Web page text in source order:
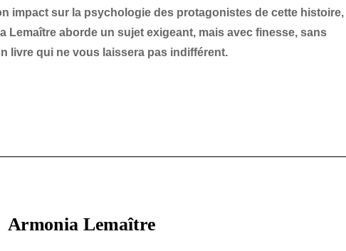
impact sur la psychologie des protagonistes de cette histoire,
Lemaître aborde un sujet exigeant, mais avec finesse, sans
livre qui ne vous laissera pas indifférent.